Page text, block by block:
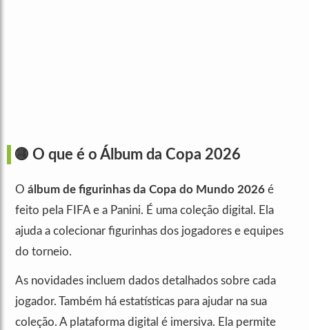
🟡 O que é o Álbum da Copa 2026
O álbum de figurinhas da Copa do Mundo 2026 é
feito pela FIFA e a Panini. É uma coleção digital. Ela
ajuda a colecionar figurinhas dos jogadores e equipes
do torneio.
As novidades incluem dados detalhados sobre cada
jogador. Também há estatísticas para ajudar na sua
coleção. A plataforma digital é imersiva. Ela permite